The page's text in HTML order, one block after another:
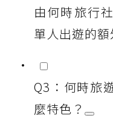
由何時旅行
單人出遊的額
Q3：何時旅
麼特色？